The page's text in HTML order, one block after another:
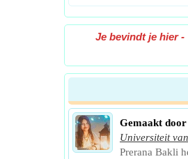
Je bevindt je hier-
Gemaakt door
Universiteit
Prerana Bakli